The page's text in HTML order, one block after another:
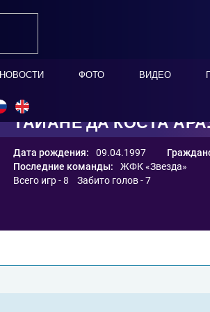
НОВОСТИ ФОТО ВИДЕО
ТАЙАНЕ ДА КОСТА
Дата рождения: 09.04.1997
Последние команды:
ЖФК «Звезда»
Всего игр - 8 Забито голов - 7